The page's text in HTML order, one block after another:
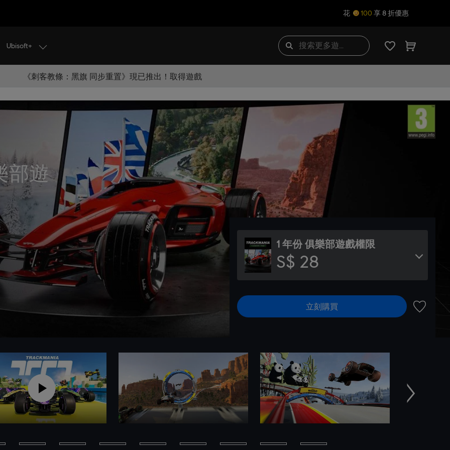
花 100 享 8 折優惠
Ubisoft+
《刺客教條：黑旗 同步重置》現已推出！取得遊戲
部遊
1 年份 俱樂部遊戲權限
S$ 28
立刻購買
下一個